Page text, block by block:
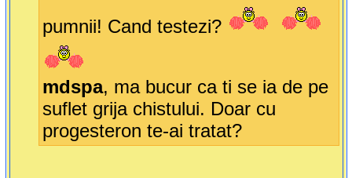
pumnii! Cand testezi?
mdspa, ma bucur ca ti se ia de pe
suflet grija chistului. Doar cu
progesteron te-ai tratat?